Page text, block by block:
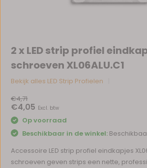
2 x LED strip profiel
schroeven XL06ALU.C1
Bekijk alles LED Strip Profielen
€4,71
€4,05 Excl. btw
Op voorraad
Beschikbaar in de winkel:
Accessoire LED strip profiel eindkapjes
schroeven geven strips een nette,